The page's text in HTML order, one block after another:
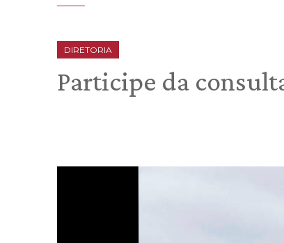
DIRETORIA
Participe da